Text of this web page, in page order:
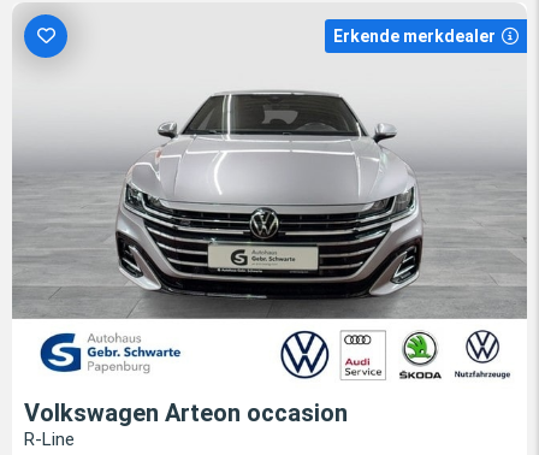
Erkende merkdealer
Volkswagen Arteon occasion
R-Line